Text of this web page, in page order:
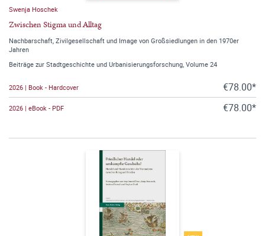
Swenja Hoschek
Zwischen Stigma und Alltag
Nachbarschaft, Zivilgesellschaft und Image von Großsiedlungen in den 1970er
Jahren
Beiträge zur Stadtgeschichte und Urbanisierungsforschung, Volume 24
2026 | Book - Hardcover €78.00*
2026 | eBook - PDF €78.00*